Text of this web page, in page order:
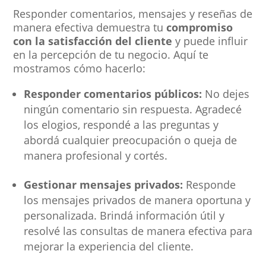
Responder comentarios, mensajes y reseñas de
manera efectiva demuestra tu compromiso
con la satisfacción del cliente y puede influir
en la percepción de tu negocio. Aquí te
mostramos cómo hacerlo:
Responder comentarios públicos: No dejes
ningún comentario sin respuesta. Agradecé
los elogios, respondé a las preguntas y
abordá cualquier preocupación o queja de
manera profesional y cortés.
Gestionar mensajes privados: Responde
los mensajes privados de manera oportuna y
personalizada. Brindá información útil y
resolvé las consultas de manera efectiva para
mejorar la experiencia del cliente.